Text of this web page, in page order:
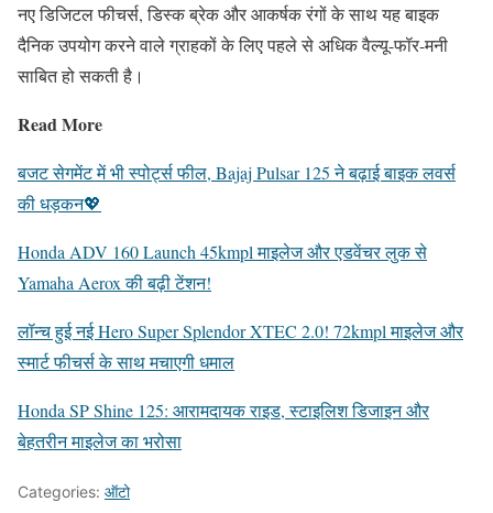
नए डिजिटल फीचर्स, डिस्क ब्रेक और आकर्षक रंगों के साथ यह बाइक
दैनिक उपयोग करने वाले ग्राहकों के लिए पहले से अधिक वैल्यू-फॉर-मनी
साबित हो सकती है।
Read More
बजट सेगमेंट में भी स्पोर्ट्स फील, Bajaj Pulsar 125 ने बढ़ाई बाइक लवर्स
की धड़कन💖
Honda ADV 160 Launch 45kmpl माइलेज और एडवेंचर लुक से
Yamaha Aerox की बढ़ी टेंशन!
लॉन्च हुई नई Hero Super Splendor XTEC 2.0! 72kmpl माइलेज और
स्मार्ट फीचर्स के साथ मचाएगी धमाल
Honda SP Shine 125: आरामदायक राइड, स्टाइलिश डिजाइन और
बेहतरीन माइलेज का भरोसा
Categories: ऑटो